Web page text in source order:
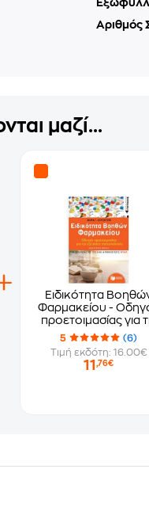
Αριθμός
μαζί...
Ειδικότητα
Φαρμακείου -
προετοιμασίας για
εξετάσεις
5
(6)
Τιμή εκδότη: 16.00€
11 ,76€